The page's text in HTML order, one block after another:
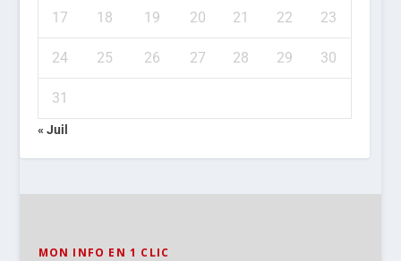
17 18 19 20 21 22 23
24 25 26 27 28 29 30
31
« Juil
MON INFO EN 1 CLIC